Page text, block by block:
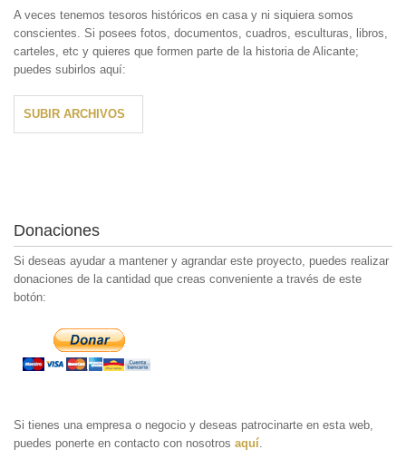
A veces tenemos tesoros históricos en casa y ni siquiera somos
conscientes. Si posees fotos, documentos, cuadros, esculturas, libros,
carteles, etc y quieres que formen parte de la historia de Alicante;
puedes subirlos aquí:
SUBIR ARCHIVOS
Donaciones
Si deseas ayudar a mantener y agrandar este proyecto, puedes realizar
donaciones de la cantidad que creas conveniente a través de este
botón:
Si tienes una empresa o negocio y deseas patrocinarte en esta web,
puedes ponerte en contacto con nosotros aquí